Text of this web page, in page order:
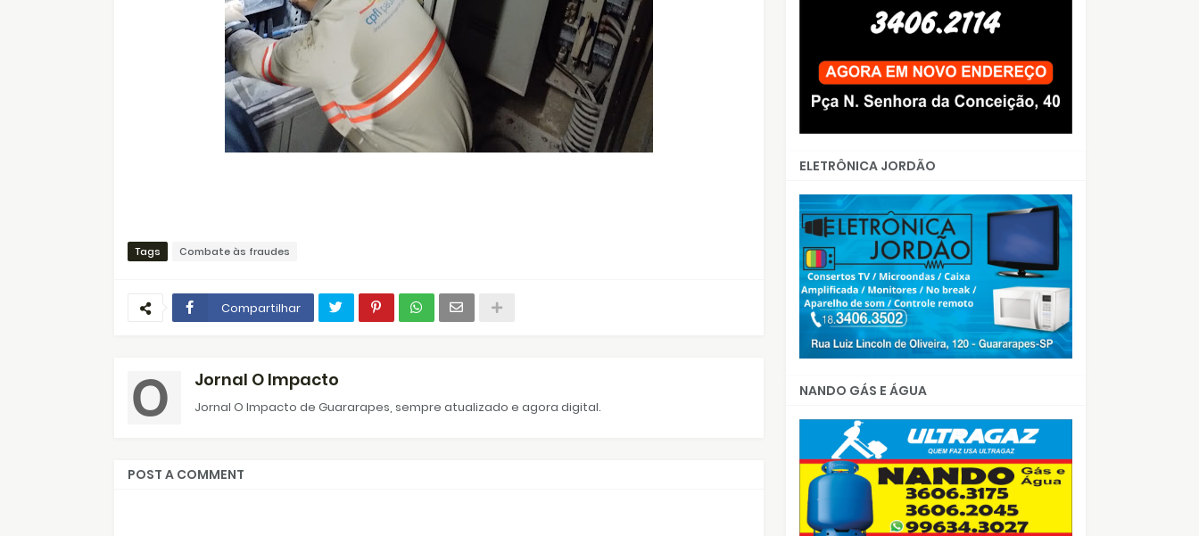
Tags Combate às fraudes
Compartilhar
Jornal O Impacto
Jornal O Impacto de Guararapes, sempre atualizado e agora digital.
POST A COMMENT
ELETRÔNICA JORDÃO
NANDO GÁS E ÁGUA